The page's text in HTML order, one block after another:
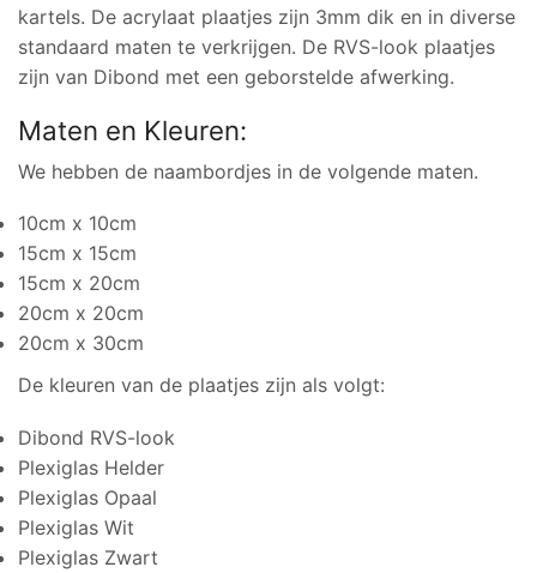
kartels. De acrylaat plaatjes zijn 3mm dik en in diverse
standaard maten te verkrijgen. De RVS-look plaatjes
zijn van Dibond met een geborstelde afwerking.
Maten en Kleuren:
We hebben de naambordjes in de volgende maten.
10cm x 10cm
15cm x 15cm
15cm x 20cm
20cm x 20cm
20cm x 30cm
De kleuren van de plaatjes zijn als volgt:
Dibond RVS-look
Plexiglas Helder
Plexiglas Opaal
Plexiglas Wit
Plexiglas Zwart